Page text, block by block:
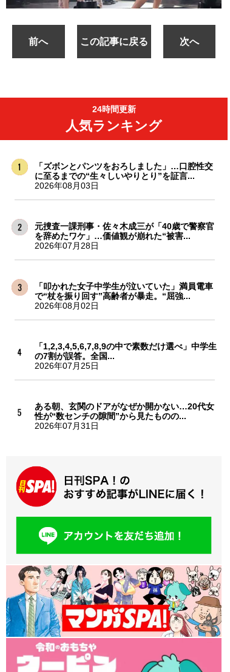
前へ この記事に戻る 次へ
24時間更新
人気ランキング
「ズボンとパンツをおろしました」…口腔性交
に至るまでの“生々しいやりとり”を証言...
2026年08月03日
元捜査一課刑事・佐々木成三が「40歳で警察官
を辞めたワケ」…価値観が崩れた“被害...
2026年07月28日
「叩かれた女子中学生が泣いていた」満員電車
で“杖を振り回す”高齢者が暴走。“屈強...
2026年08月02日
「1,2,3,4,5,6,7,8,9の中で素数だけ選べ」中学生
の7割が誤答。全国...
2026年07月25日
ある朝、玄関のドアがなぜか開かない…20代女
性が“数センチの隙間”から見たものの...
2026年07月31日